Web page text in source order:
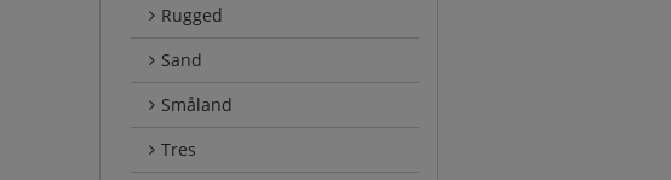
Rugged
Sand
Småland
Tres